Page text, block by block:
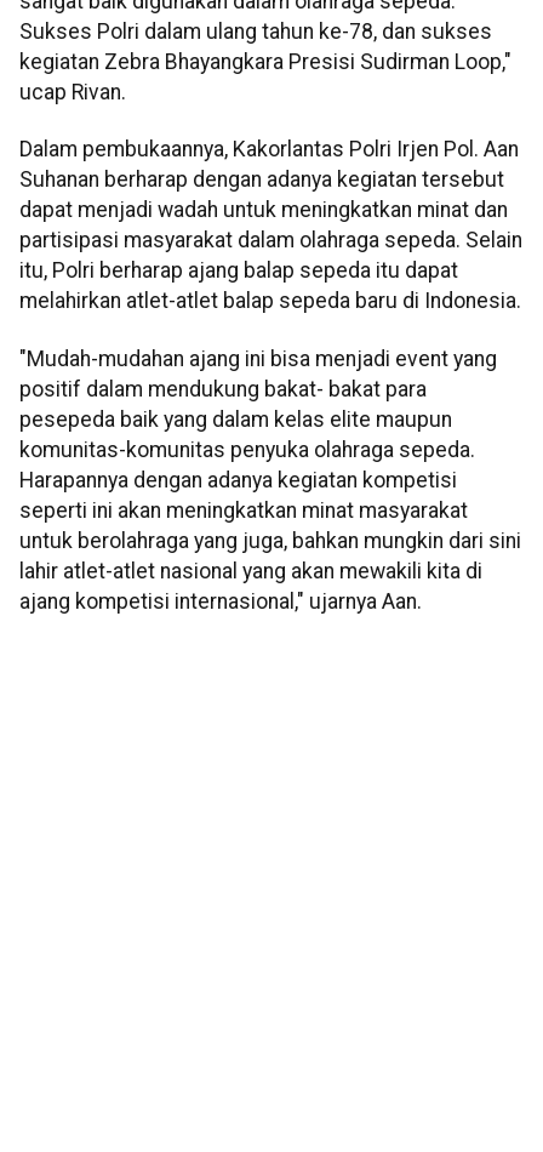
Sukses Polri dalam ulang tahun ke-78, dan sukses
kegiatan Zebra Bhayangkara Presisi Sudirman Loop,"
ucap Rivan.
Dalam pembukaannya, Kakorlantas Polri Irjen Pol. Aan
Suhanan berharap dengan adanya kegiatan tersebut
dapat menjadi wadah untuk meningkatkan minat dan
partisipasi masyarakat dalam olahraga sepeda. Selain
itu, Polri berharap ajang balap sepeda itu dapat
melahirkan atlet-atlet balap sepeda baru di Indonesia.
"Mudah-mudahan ajang ini bisa menjadi event yang
positif dalam mendukung bakat- bakat para
pesepeda baik yang dalam kelas elite maupun
komunitas-komunitas penyuka olahraga sepeda.
Harapannya dengan adanya kegiatan kompetisi
seperti ini akan meningkatkan minat masyarakat
untuk berolahraga yang juga, bahkan mungkin dari sini
lahir atlet-atlet nasional yang akan mewakili kita di
ajang kompetisi internasional," ujarnya Aan.